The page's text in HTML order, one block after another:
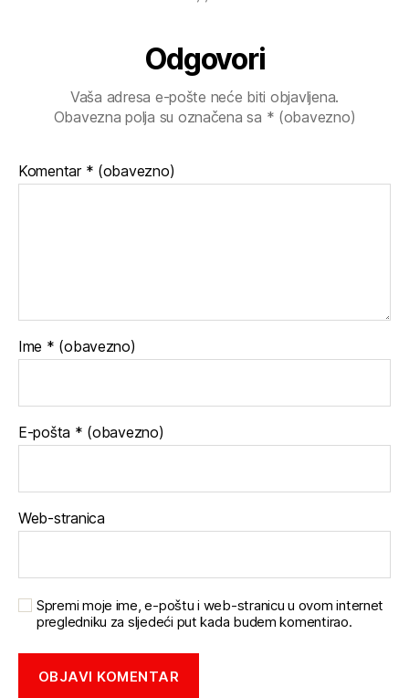
Odgovori
Vaša adresa e-pošte neće biti objavljena.
Obavezna polja su označena sa * (obavezno)
Komentar * (obavezno)
Ime * (obavezno)
E-pošta * (obavezno)
Web-stranica
Spremi moje ime, e-poštu i web-stranicu u ovom internet
pregledniku za sljedeći put kada budem komentirao.